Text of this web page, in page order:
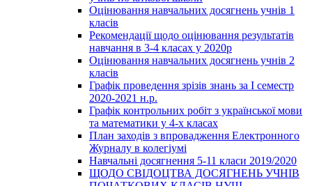
Оцінювання навчальних досягнень учнів 1
класів
Рекомендації щодо оцінювання результатів
навчання в 3-4 класах у 2020р
Оцінювання навчальних досягнень учнів 2
класів
Графік проведення зрізів знань за І семестр
2020-2021 н.р.
Графік контрольних робіт з української мови
та математики у 4-х класах
План заходів з впровадження Електронного
Журналу в колегіумі
Навчальні досягнення 5-11 класи 2019/2020
ЩОДО СВІДОЦТВА ДОСЯГНЕНЬ УЧНІВ